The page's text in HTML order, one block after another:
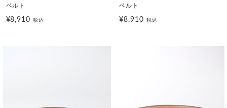
ベルト
¥8,910税込
ベルト
¥8,910 税込